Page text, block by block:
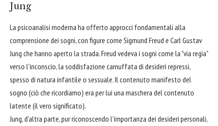
Jung
La psicoanalisi moderna ha offerto approcci fondamentali alla
comprensione dei sogni, con figure come Sigmund Freud e Carl Gustav
Jung che hanno aperto la strada. Freud vedeva i sogni come la "via regia"
verso l'inconscio, la soddisfazione camuffata di desideri repressi,
spesso di natura infantile o sessuale. Il contenuto manifesto del
sogno (ciò che ricordiamo) era per lui una maschera del contenuto
latente (il vero significato).
Jung, d'altra parte, pur riconoscendo l'importanza dei desideri personali,